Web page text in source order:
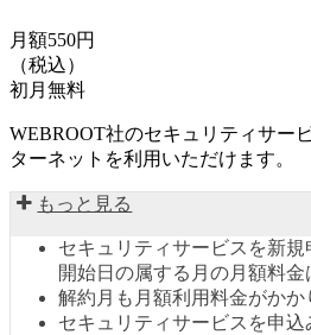
月額550円
（税込）
初月無料
WEBROOT社のセキュリティサー
ターネットを利用いただけます。
もっと見る
セキュリティサービスを新
開始日の属する月の月額料金
解約月も月額利用料金がかか
セキュリティサービスを申